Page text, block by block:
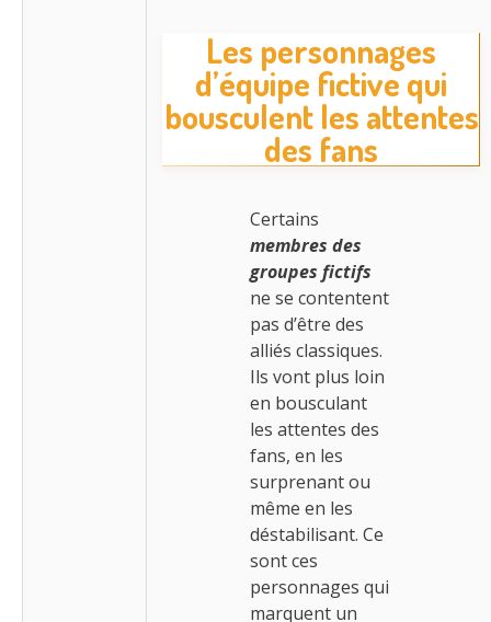
Les personnages
d’équipe fictive qui
bousculent les attentes
des fans
Certains
membres des
groupes fictifs
ne se contentent
pas d’être des
alliés classiques.
Ils vont plus loin
en bousculant
les attentes des
fans, en les
surprenant ou
même en les
déstabilisant. Ce
sont ces
personnages qui
marquent un